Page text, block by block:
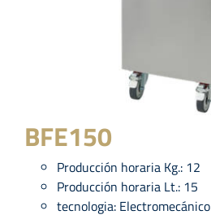
BFE150
Producción horaria Kg.: 12
Producción horaria Lt.: 15
tecnologia: Electromecánico